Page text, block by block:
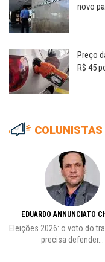
novo
Preço
R$ 45
COLUNISTAS
EDUARDO ANNUNCIATO
Eleições 2026: o voto do
precisa defender...